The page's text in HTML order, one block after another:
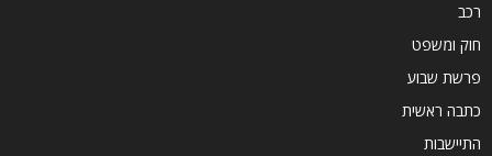
רכב
חוק ומשפט
פרשת שבוע
כתבה ראשית
התיישבות